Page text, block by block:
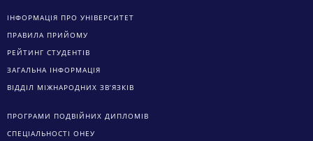
ІНФОРМАЦІЯ ПРО УНІВЕРСИТЕТ
ПРАВИЛА ПРИЙОМУ
РЕЙТИНГ СТУДЕНТІВ
ЗАГАЛЬНА ІНФОРМАЦІЯ
ВІДДІЛ МІЖНАРОДНИХ ЗВ’ЯЗКІВ
ПРОГРАМИ ПОДВІЙНИХ ДИПЛОМІВ
СПЕЦІАЛЬНОСТІ ОНЕУ